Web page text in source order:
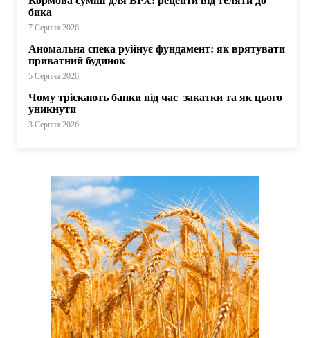
бика
7 Серпня 2026
Аномальна спека руйнує фундамент: як врятувати
приватний будинок
5 Серпня 2026
Чому тріскають банки під час закатки та як цього
уникнути
3 Серпня 2026